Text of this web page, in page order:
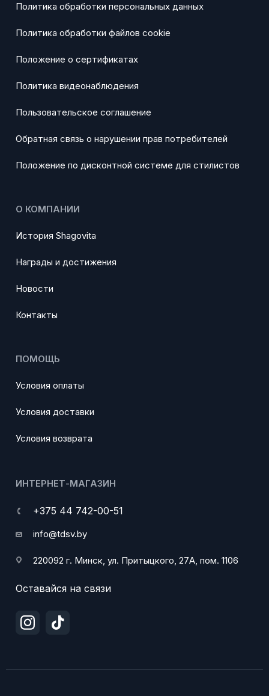
Политика обработки персональных данных
Политика обработки файлов cookie
Положение о сертификатах
Политика видеонаблюдения
Пользовательское соглашение
Обратная связь о нарушении прав потребителей
Положение по дисконтной системе для стилистов
О КОМПАНИИ
История Shagovita
Награды и достижения
Новости
Контакты
ПОМОЩЬ
Условия оплаты
Условия доставки
Условия возврата
ИНТЕРНЕТ-МАГАЗИН
+375 44 742-00-51
info@tdsv.by
220092 г. Минск, ул. Притыцкого, 27А, пом. 1106
Оставайся на связи